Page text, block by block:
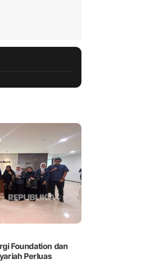
Foundation dan
Perluas